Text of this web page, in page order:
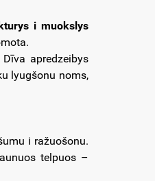
i muokslys
apredzeibys
lyugšonu noms,
i ražuošonu.
telpuos –